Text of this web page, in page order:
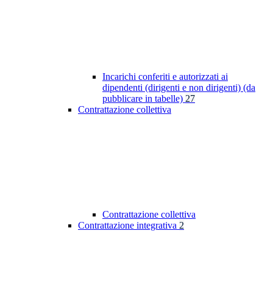
Incarichi conferiti e autorizzati ai
dipendenti (dirigenti e non dirigenti) (da
pubblicare in tabelle) 27
Contrattazione collettiva
Contrattazione collettiva
Contrattazione integrativa 2